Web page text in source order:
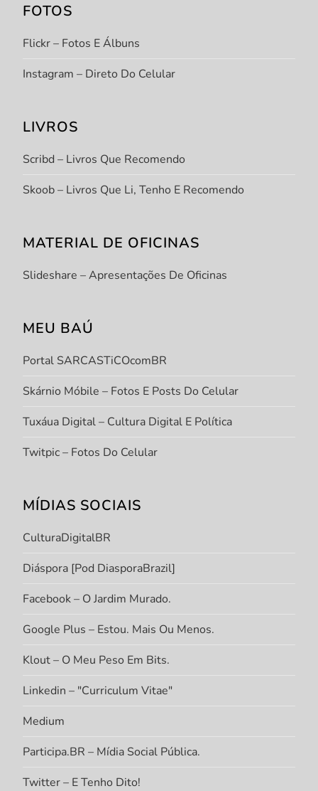
FOTOS
Flickr – Fotos E Álbuns
Instagram – Direto Do Celular
LIVROS
Scribd – Livros Que Recomendo
Skoob – Livros Que Li, Tenho E Recomendo
MATERIAL DE OFICINAS
Slideshare – Apresentações De Oficinas
MEU BAÚ
Portal SARCASTiCOcomBR
Skárnio Móbile – Fotos E Posts Do Celular
Tuxáua Digital – Cultura Digital E Política
Twitpic – Fotos Do Celular
MÍDIAS SOCIAIS
CulturaDigitalBR
Diáspora [Pod DiasporaBrazil]
Facebook – O Jardim Murado.
Google Plus – Estou. Mais Ou Menos.
Klout – O Meu Peso Em Bits.
Linkedin – "Curriculum Vitae"
Medium
Participa.BR – Mídia Social Pública.
Twitter – E Tenho Dito!